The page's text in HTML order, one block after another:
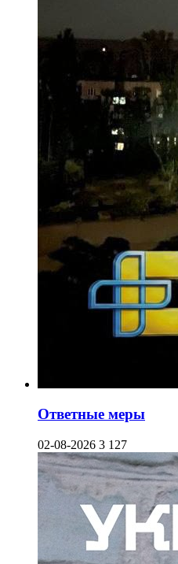
Ответные меры
02-08-2026 3 127